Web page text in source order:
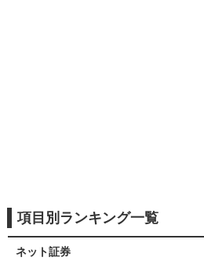
項目別ランキング一覧
ネット証券